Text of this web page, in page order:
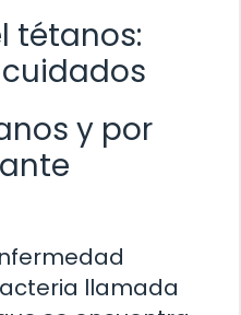
tétanos:
y por
llamada